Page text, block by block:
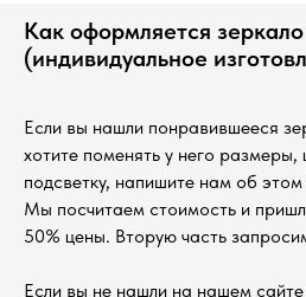
Как оформляется
(индивидуальное
Если вы нашли понравившееся
хотите поменять у него
подсветку, напишите нам об этом
Мы посчитаем стоимость и
50% цены. Вторую часть
Если вы не нашли на нашем